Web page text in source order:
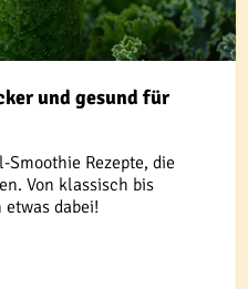
und gesund für
Rezepte, die
Von klassisch bis
dabei!